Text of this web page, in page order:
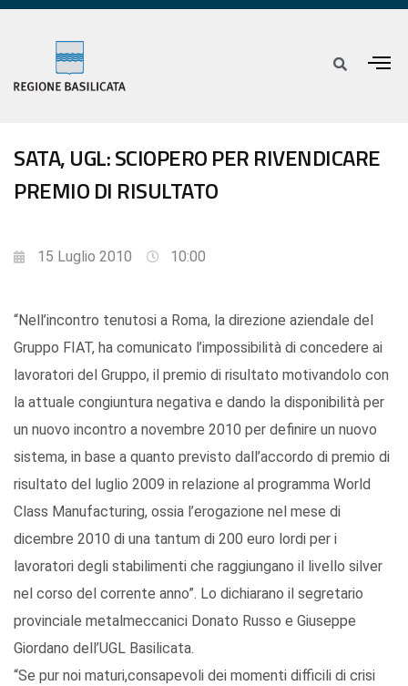
SATA, UGL: SCIOPERO PER RIVENDICARE
PREMIO DI RISULTATO
15 Luglio 2010 10:00
“Nell’incontro tenutosi a Roma, la direzione aziendale del
Gruppo FIAT, ha comunicato l’impossibilità di concedere ai
lavoratori del Gruppo, il premio di risultato motivandolo con
la attuale congiuntura negativa e dando la disponibilità per
un nuovo incontro a novembre 2010 per definire un nuovo
sistema, in base a quanto previsto dall’accordo di premio di
risultato del luglio 2009 in relazione al programma World
Class Manufacturing, ossia l’erogazione nel mese di
dicembre 2010 di una tantum di 200 euro lordi per i
lavoratori degli stabilimenti che raggiungano il livello silver
nel corso del corrente anno”. Lo dichiarano il segretario
provinciale metalmeccanici Donato Russo e Giuseppe
Giordano dell’UGL Basilicata.
“Se pur noi maturi,consapevoli dei momenti difficili di crisi